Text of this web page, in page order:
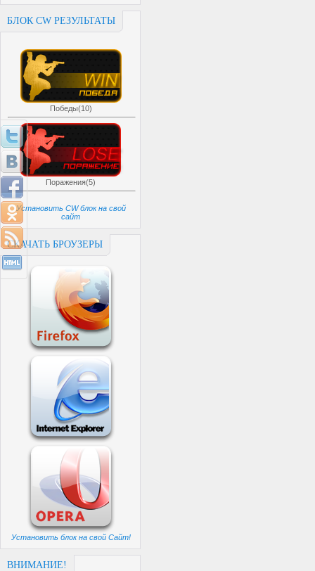
БЛОК CW РЕЗУЛЬТАТЫ
Победы(10)
Поражения(5)
Установить CW блок на свой
сайт
СКАЧАТЬ БРОУЗЕРЫ
Установить блок на свой Сайт!
ВНИМАНИЕ!